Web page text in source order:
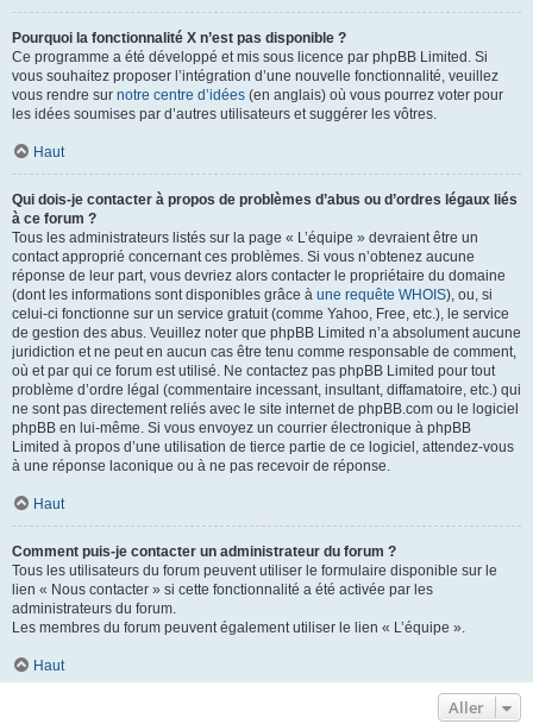
Pourquoi la fonctionnalité X n’est pas disponible ?
Ce programme a été développé et mis sous licence par phpBB Limited. Si
vous souhaitez proposer l’intégration d’une nouvelle fonctionnalité, veuillez
vous rendre sur notre centre d’idées (en anglais) où vous pourrez voter pour
les idées soumises par d’autres utilisateurs et suggérer les vôtres.
Haut
Qui dois-je contacter à propos de problèmes d’abus ou d’ordres légaux liés
à ce forum ?
Tous les administrateurs listés sur la page « L’équipe » devraient être un
contact approprié concernant ces problèmes. Si vous n’obtenez aucune
réponse de leur part, vous devriez alors contacter le propriétaire du domaine
(dont les informations sont disponibles grâce à une requête WHOIS), ou, si
celui-ci fonctionne sur un service gratuit (comme Yahoo, Free, etc.), le service
de gestion des abus. Veuillez noter que phpBB Limited n’a absolument aucune
juridiction et ne peut en aucun cas être tenu comme responsable de comment,
où et par qui ce forum est utilisé. Ne contactez pas phpBB Limited pour tout
problème d’ordre légal (commentaire incessant, insultant, diffamatoire, etc.) qui
ne sont pas directement reliés avec le site internet de phpBB.com ou le logiciel
phpBB en lui-même. Si vous envoyez un courrier électronique à phpBB
Limited à propos d’une utilisation de tierce partie de ce logiciel, attendez-vous
à une réponse laconique ou à ne pas recevoir de réponse.
Haut
Comment puis-je contacter un administrateur du forum ?
Tous les utilisateurs du forum peuvent utiliser le formulaire disponible sur le
lien « Nous contacter » si cette fonctionnalité a été activée par les
administrateurs du forum.
Les membres du forum peuvent également utiliser le lien « L’équipe ».
Haut
Aller